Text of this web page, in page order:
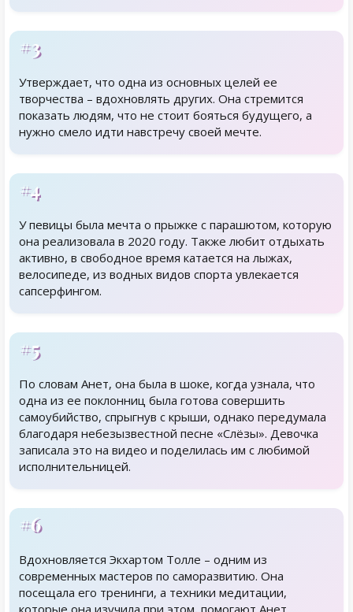
#3
Утверждает, что одна из основных целей ее
творчества – вдохновлять других. Она стремится
показать людям, что не стоит бояться будущего, а
нужно смело идти навстречу своей мечте.
#4
У певицы была мечта о прыжке с парашютом, которую
она реализовала в 2020 году. Также любит отдыхать
активно, в свободное время катается на лыжах,
велосипеде, из водных видов спорта увлекается
сапсерфингом.
#5
По словам Анет, она была в шоке, когда узнала, что
одна из ее поклонниц была готова совершить
самоубийство, спрыгнув с крыши, однако передумала
благодаря небезызвестной песне «Слёзы». Девочка
записала это на видео и поделилась им с любимой
исполнительницей.
#6
Вдохновляется Экхартом Толле – одним из
современных мастеров по саморазвитию. Она
посещала его тренинги, а техники медитации,
которые она изучила при этом, помогают Анет